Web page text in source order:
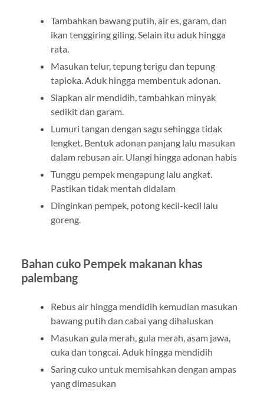
Tambahkan bawang putih, air es, garam, dan
ikan tenggiring giling. Selain itu aduk hingga
rata.
Masukan telur, tepung terigu dan tepung
tapioka. Aduk hingga membentuk adonan.
Siapkan air mendidih, tambahkan minyak
sedikit dan garam.
Lumuri tangan dengan sagu sehingga tidak
lengket. Bentuk adonan panjang lalu masukan
dalam rebusan air. Ulangi hingga adonan habis
Tunggu pempek mengapung lalu angkat.
Pastikan tidak mentah didalam
Dinginkan pempek, potong kecil-kecil lalu
goreng.
Bahan cuko Pempek makanan khas
palembang
Rebus air hingga mendidih kemudian masukan
bawang putih dan cabai yang dihaluskan
Masukan gula merah, gula merah, asam jawa,
cuka dan tongcai. Aduk hingga mendidih
Saring cuko untuk memisahkan dengan ampas
yang dimasukan